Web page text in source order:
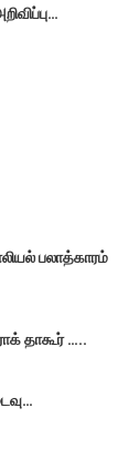
பலாத்காரம்
தாகூர் …..